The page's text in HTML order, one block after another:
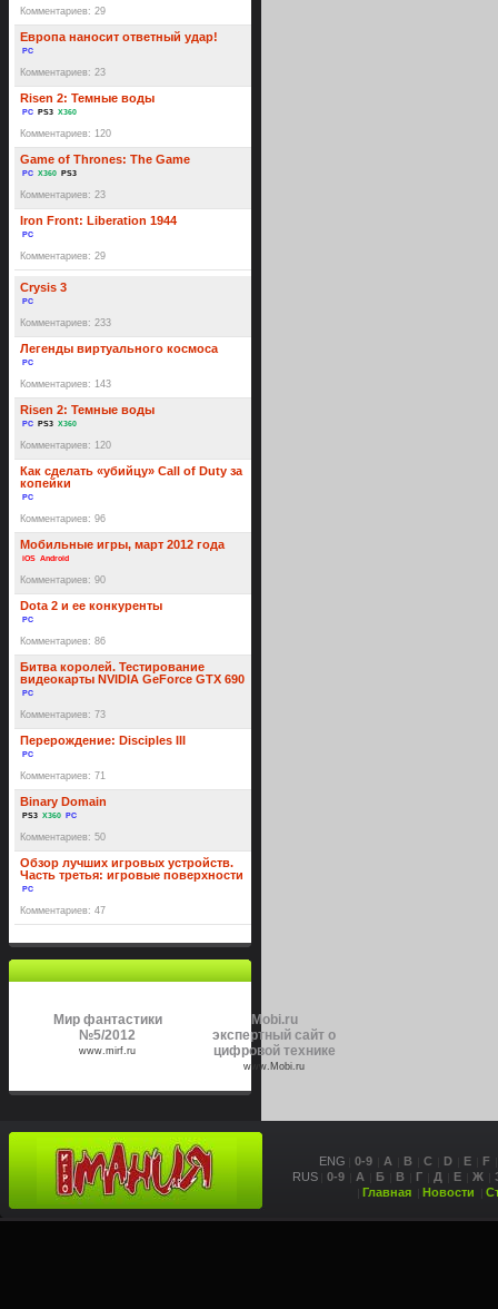
Комментариев: 29
Европа наносит ответный удар!
PC
Комментариев: 23
Risen 2: Темные воды
PC PS3 X360
Комментариев: 120
Game of Thrones: The Game
PC X360 PS3
Комментариев: 23
Iron Front: Liberation 1944
PC
Комментариев: 29
Crysis 3
PC
Комментариев: 233
Легенды виртуального космоса
PC
Комментариев: 143
Risen 2: Темные воды
PC PS3 X360
Комментариев: 120
Как сделать «убийцу» Call of Duty за
копейки
PC
Комментариев: 96
Мобильные игры, март 2012 года
iOS Android
Комментариев: 90
Dota 2 и ее конкуренты
PC
Комментариев: 86
Битва королей. Тестирование
видеокарты NVIDIA GeForce GTX 690
PC
Комментариев: 73
Перерождение: Disciples III
PC
Комментариев: 71
Binary Domain
PS3 X360 PC
Комментариев: 50
Обзор лучших игровых устройств.
Часть третья: игровые поверхности
PC
Комментариев: 47
Мир фантастики
№5/2012
www.mirf.ru
Mobi.ru
экспертный сайт о
цифровой технике
www.Mobi.ru
ENG 0-9 A B C D E
F
RUS
0-9 А Б В Г Д Е Ж
Главная
Новости